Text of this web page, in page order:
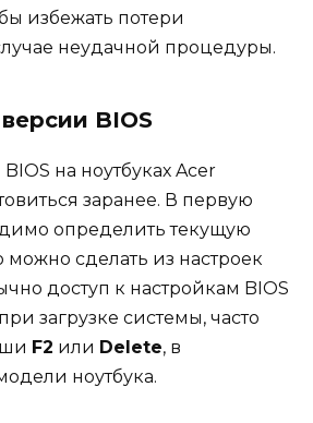
избежать потери
неудачной процедуры.
BIOS
на ноутбуках Acer
заранее. В первую
определить текущую
можно сделать из настроек
доступ к настройкам BIOS
загрузке системы, часто
F2 или Delete, в
ноутбука.